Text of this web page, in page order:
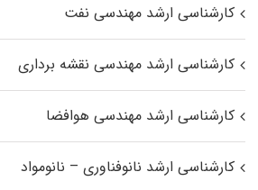
کارشناسی ارشد مهندسی نفت
کارشناسی ارشد مهندسی نقشه برداری
کارشناسی ارشد مهندسی هوافضا
کارشناسی ارشد نانوفناوری – نانومواد